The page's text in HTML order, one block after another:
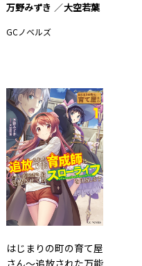
万野みずき 大空若葉
GCノベルズ
はじまりの町の育て屋
さん～追放された万能